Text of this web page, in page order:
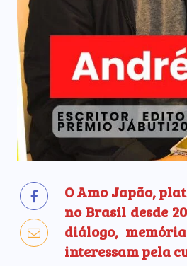
O Amo Japão,
no Brasil desde
diálogo,
interessam pela